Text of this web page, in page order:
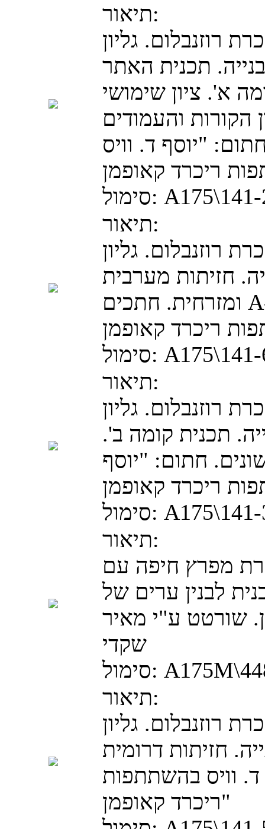
תיאור:
רוזנבלום. גליון
תכנית האתר
א'. ציון שימושי
הקורות והעמודים
"יוסף ד. וויס
סימול:
תיאור:
רוזנבלום. גליון
חזיתות מערבית
ומזרחית. חתכים A-B ו C-D. חתום: "יוסף
סימול:
תיאור:
רוזנבלום. גליון
תכנית קומה ב'.
חתום: "יוסף
סימול:
תיאור:
מפרץ חיפה עם
לבנין ערים של
שורטט ע"י מאיר
שקדי
סימול:
תיאור:
רוזנבלום. גליון
חזיתות דרומית
ד. וויס בהשתתפות
ריכרד קאופמן"